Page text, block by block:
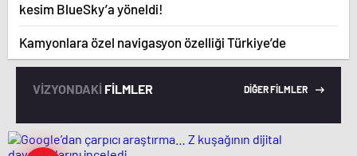
kesim BlueSky’a yöneldi!
Kamyonlara özel navigasyon özelliği Türkiye’de
VİZYONDAKİ FİLMLER DİĞER FİLMLER